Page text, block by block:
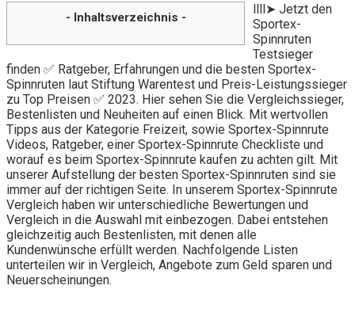
- Inhaltsverzeichnis -
llll➤ Jetzt den
Sportex-
Spinnruten
Testsieger
finden ✅ Ratgeber, Erfahrungen und die besten Sportex-
Spinnruten laut Stiftung Warentest und Preis-Leistungssieger
zu Top Preisen ✅ 2023. Hier sehen Sie die Vergleichssieger,
Bestenlisten und Neuheiten auf einen Blick. Mit wertvollen
Tipps aus der Kategorie Freizeit, sowie Sportex-Spinnrute
Videos, Ratgeber, einer Sportex-Spinnrute Checkliste und
worauf es beim Sportex-Spinnrute kaufen zu achten gilt. Mit
unserer Aufstellung der besten Sportex-Spinnruten sind sie
immer auf der richtigen Seite. In unserem Sportex-Spinnrute
Vergleich haben wir unterschiedliche Bewertungen und
Vergleich in die Auswahl mit einbezogen. Dabei entstehen
gleichzeitig auch Bestenlisten, mit denen alle
Kundenwünsche erfüllt werden. Nachfolgende Listen
unterteilen wir in Vergleich, Angebote zum Geld sparen und
Neuerscheinungen.